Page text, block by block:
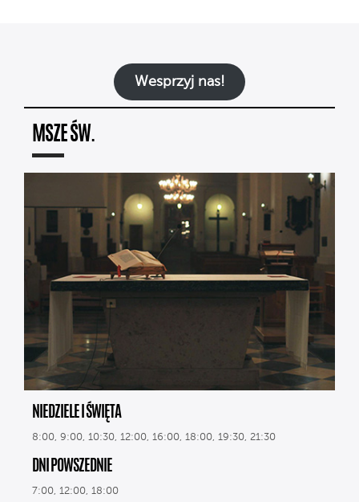
Wesprzyj nas!
MSZE ŚW.
NIEDZIELE I ŚWIĘTA
8:00, 9:00, 10:30, 12:00, 16:00, 18:00, 19:30, 21:30
DNI POWSZEDNIE
7:00, 12:00, 18:00